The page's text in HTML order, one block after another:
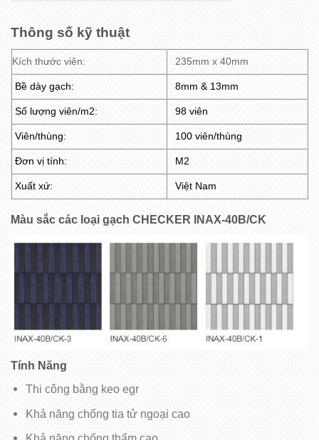
Thông số kỹ thuật
Kích thước viên: 235mm x 40mm
Bề dày gạch: 8mm & 13mm
Số lượng viên/m2: 98 viên
Viên/thùng: 100 viên/thùng
Đơn vị tính: M2
Xuất xứ: Việt Nam
Màu sắc các loại gạch CHECKER INAX-40B/CK
Tính Năng
Thi công bằng keo egr
Khả năng chống tia tử ngoại cao